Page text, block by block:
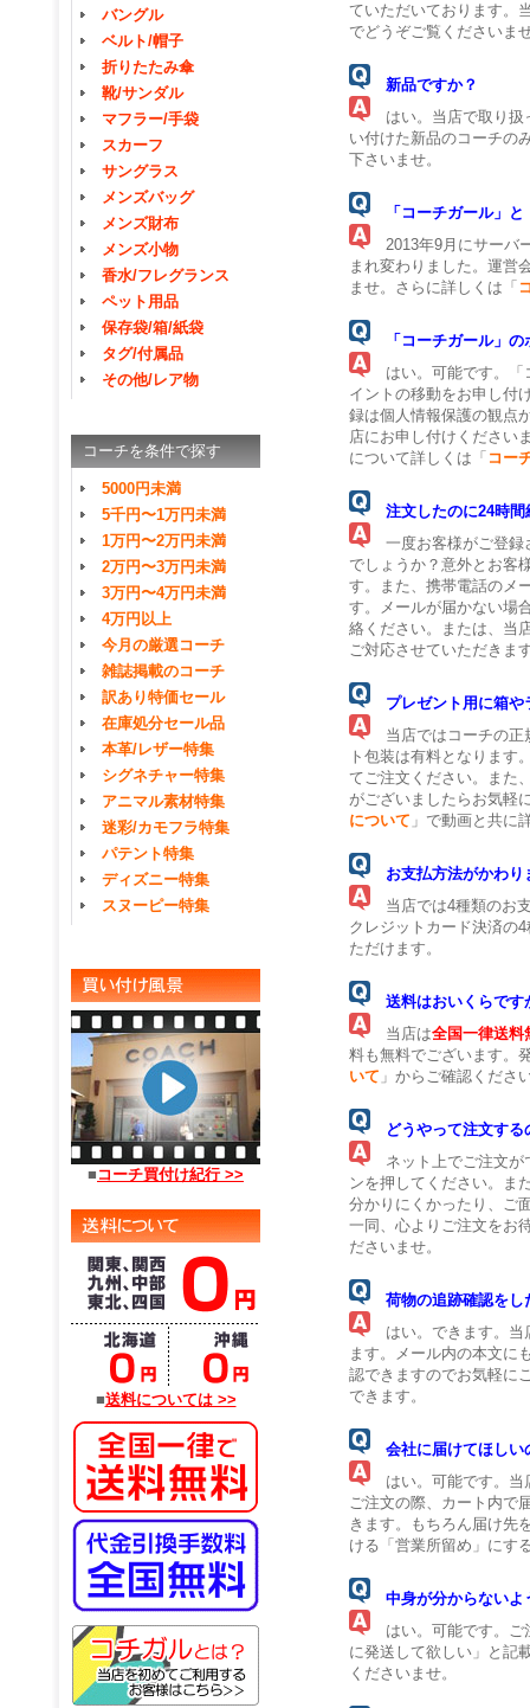
バングル
ベルト/帽子
折りたたみ傘
靴/サンダル
マフラー/手袋
スカーフ
サングラス
メンズバッグ
メンズ財布
メンズ小物
香水/フレグランス
ペット用品
保存袋/箱/紙袋
タグ/付属品
その他/レア物
コーチを条件で探す
5000円未満
5千円〜1万円未満
1万円〜2万円未満
2万円〜3万円未満
3万円〜4万円未満
4万円以上
今月の厳選コーチ
雑誌掲載のコーチ
訳あり特価セール
在庫処分セール品
本革/レザー特集
シグネチャー特集
アニマル素材特集
迷彩/カモフラ特集
パテント特集
ディズニー特集
スヌーピー特集
■ コーチ買付け紀行 >>
■送料については >>
ていただいております。
でどうぞご覧ください
新品ですか？
はい。当店で取り扱
い付けた新品のコーチの
下さいませ。
「コーチガール」
2013年9月にサーバ
まれ変わりました。運営
ませ。さらに詳しくは「
「コーチガール」
はい。可能です。「
イントの移動をお申し付
録は個人情報保護の観点
店にお申し付けください
について詳しくは「 コー
注文したのに24時
一度お客様がご登録
でしょうか？意外とお客
す。また、携帯電話のメ
す。メールが届かない場
絡ください。または、当
ご対応させていただきま
プレゼント用に箱
当店ではコーチの正
ト包装は有料となります
てご注文ください。また
がございましたらお気軽
について 」で動画と共に
お支払方法がかわり
当店では4種類のお
クレジットカード決済の
ただけます。
送料はおいくらです
当店は全国一律送料
料も無料でございます。
いて 」からご確認くださ
どうやって注文す
ネット上でご注文が
ンを押してください。ま
分かりにくかったり、ご
一同、心よりご注文をお
ださいませ。
荷物の追跡確認をし
はい。できます。当
ます。メール内の本文に
認できますのでお気軽に
できます。
会社に届けてほしい
はい。可能です。当
ご注文の際、カート内で
きます。もちろん届け先
ける「営業所留め」にす
中身が分からないよ
はい。可能です。ご
に発送して欲しい」と記
くださいませ。